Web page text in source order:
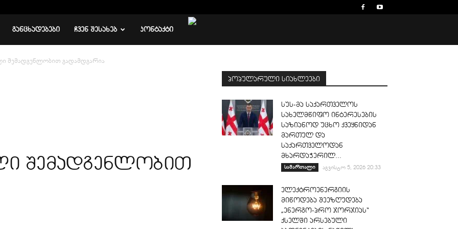
ᲒᲐᲜᲪᲮᲐᲓᲔᲑᲔᲑᲘ ᲩᲕᲔᲜ ᲨᲔᲡᲐᲮᲔᲑ ᲙᲝᲜᲢᲐᲥᲢᲘ
შემადგენლობით გადამდგარია
შემადგენლობით
პოპულარული სიახლეები
სუს-მა საქართველოს
სახელმწიფო ინტერესების
საზიანოდ უცხო ქვეყნიდან
მართულ და
საქართველოდან
მხარდაჭერილ...
სამართალი აგვისტო 5, 2026 20:33
ელექტროენერგიის
მიწოდება შეეზღუდება
„ენერგო-პრო ჯორჯიას“
ქსელში არსებული